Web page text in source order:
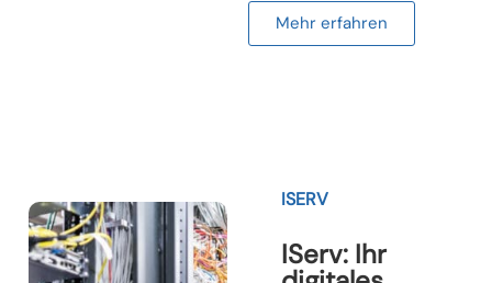
Mehr erfahren
ISERV
IServ: Ihr